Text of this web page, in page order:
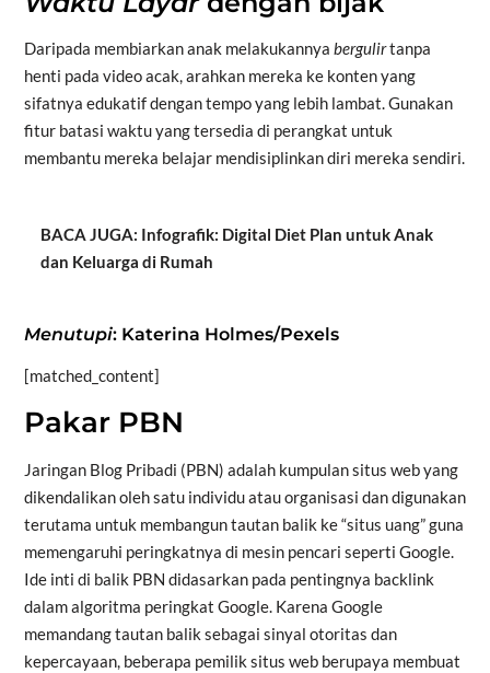
Daripada membiarkan anak melakukannya bergulirtanpa
henti pada video acak, arahkan mereka ke konten yang
sifatnya edukatif dengan tempo yang lebih lambat. Gunakan
fitur batasi waktu yang tersedia di perangkat untuk
membantu mereka belajar mendisiplinkan diri mereka sendiri.
BACA JUGA: Infografik: Digital Diet Plan untuk Anak
dan Keluarga di Rumah
Menutupi: Katerina Holmes/Pexels
[matched_content]
Pakar PBN
Jaringan Blog Pribadi (PBN) adalah kumpulan situs web yang
dikendalikan oleh satu individu atau organisasi dan digunakan
terutama untuk membangun tautan balik ke “situs uang” guna
memengaruhi peringkatnya di mesin pencari seperti Google.
Ide inti di balik PBN didasarkan pada pentingnya backlink
dalam algoritma peringkat Google. Karena Google
memandang tautan balik sebagai sinyal otoritas dan
kepercayaan, beberapa pemilik situs web berupaya membuat